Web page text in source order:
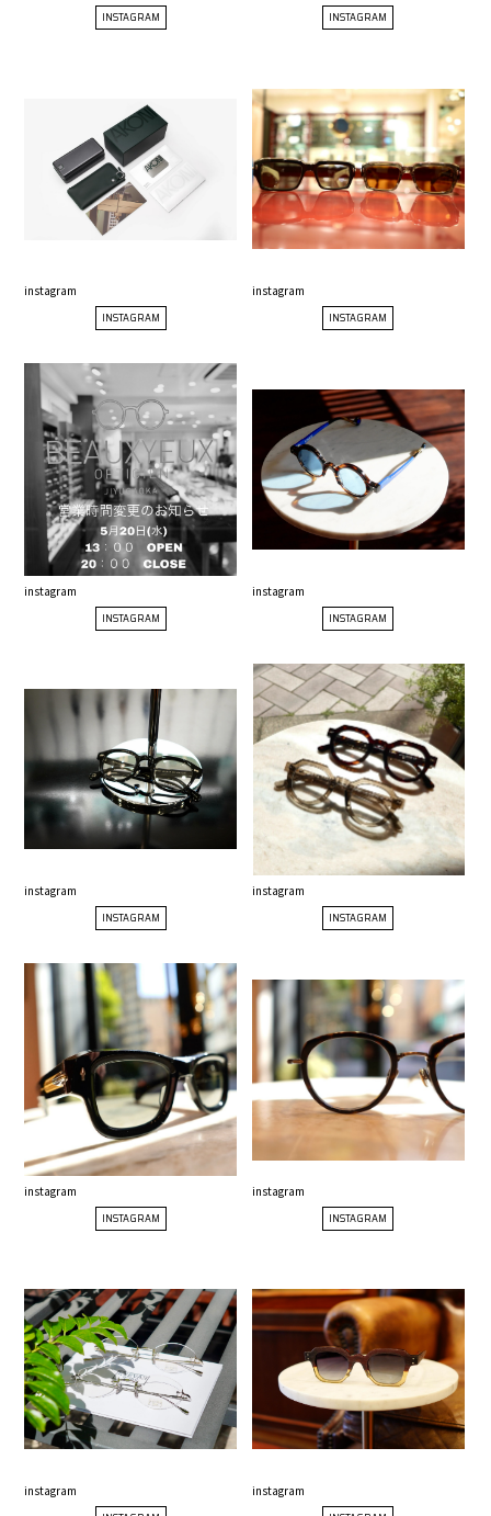
INSTAGRAM
INSTAGRAM
instagram
INSTAGRAM
instagram
INSTAGRAM
instagram
INSTAGRAM
instagram
INSTAGRAM
instagram
INSTAGRAM
instagram
INSTAGRAM
instagram
INSTAGRAM
instagram
INSTAGRAM
instagram
instagram